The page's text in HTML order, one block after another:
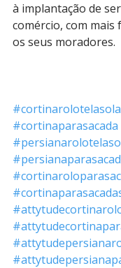
à implantação de
comércio, com mais
os seus moradores.
#cortinaparasacada